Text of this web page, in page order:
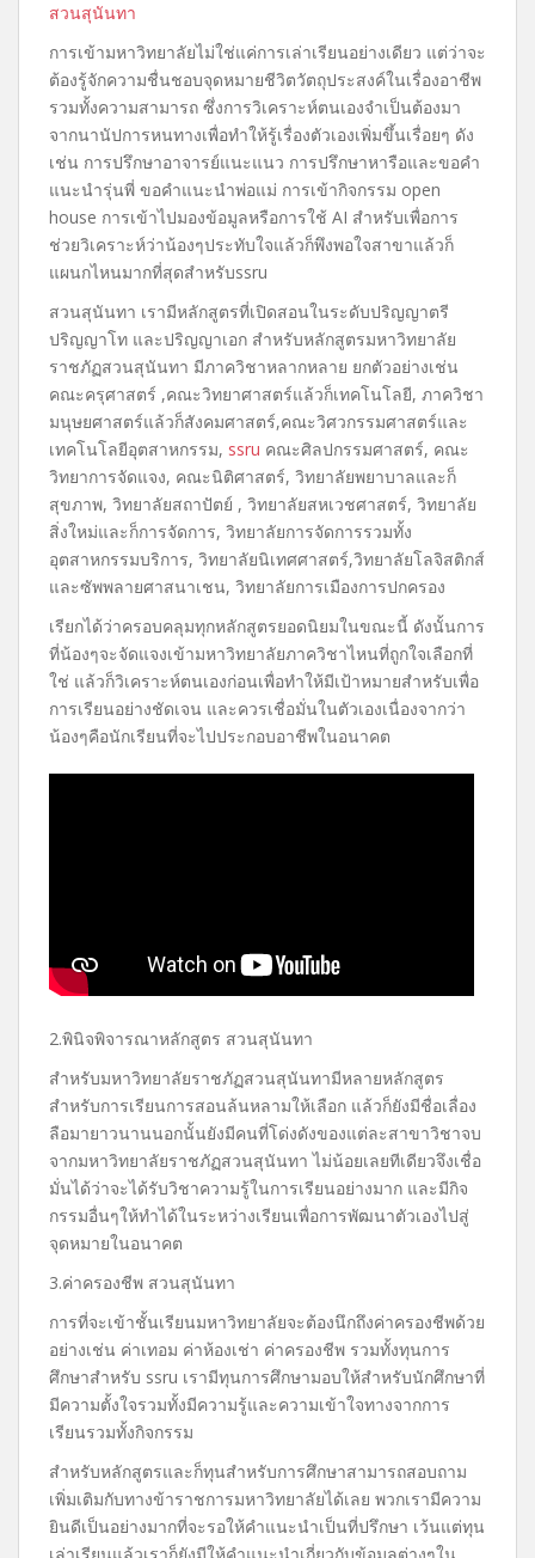
สวนสุนันทา
การเข้ามหาวิทยาลัยไม่ใช่แค่การเล่าเรียนอย่างเดียว แต่ว่าจะ
ต้องรู้จักความชื่นชอบจุดหมายชีวิตวัตถุประสงค์ในเรื่องอาชีพ
รวมทั้งความสามารถ ซึ่งการวิเคราะห์ตนเองจำเป็นต้องมา
จากนานัปการหนทางเพื่อทำให้รู้เรื่องตัวเองเพิ่มขึ้นเรื่อยๆ ดัง
เช่น การปรึกษาอาจารย์แนะแนว การปรึกษาหารือและขอคำ
แนะนำรุ่นพี่ ขอคำแนะนำพ่อแม่ การเข้ากิจกรรม open
house การเข้าไปมองข้อมูลหรือการใช้ AI สำหรับเพื่อการ
ช่วยวิเคราะห์ว่าน้องๆประทับใจแล้วก็พึงพอใจสาขาแล้วก็
แผนกไหนมากที่สุดสำหรับssru
สวนสุนันทา เรามีหลักสูตรที่เปิดสอนในระดับปริญญาตรี
ปริญญาโท และปริญญาเอก สำหรับหลักสูตรมหาวิทยาลัย
ราชภัฏสวนสุนันทา มีภาควิชาหลากหลาย ยกตัวอย่างเช่น
คณะครุศาสตร์ ,คณะวิทยาศาสตร์แล้วก็เทคโนโลยี, ภาควิชา
มนุษยศาสตร์แล้วก็สังคมศาสตร์,คณะวิศวกรรมศาสตร์และ
เทคโนโลยีอุตสาหกรรม, ssru คณะศิลปกรรมศาสตร์, คณะ
วิทยาการจัดแจง, คณะนิติศาสตร์, วิทยาลัยพยาบาลและก็
สุขภาพ, วิทยาลัยสถาปัตย์ , วิทยาลัยสหเวชศาสตร์, วิทยาลัย
สิ่งใหม่และก็การจัดการ, วิทยาลัยการจัดการรวมทั้ง
อุตสาหกรรมบริการ, วิทยาลัยนิเทศศาสตร์,วิทยาลัยโลจิสติกส์
และซัพพลายศาสนาเชน, วิทยาลัยการเมืองการปกครอง
เรียกได้ว่าครอบคลุมทุกหลักสูตรยอดนิยมในขณะนี้ ดังนั้นการ
ที่น้องๆจะจัดแจงเข้ามหาวิทยาลัยภาควิชาไหนที่ถูกใจเลือกที่
ใช่ แล้วก็วิเคราะห์ตนเองก่อนเพื่อทำให้มีเป้าหมายสำหรับเพื่อ
การเรียนอย่างชัดเจน และควรเชื่อมั่นในตัวเองเนื่องจากว่า
น้องๆคือนักเรียนที่จะไปประกอบอาชีพในอนาคต
2.พินิจพิจารณาหลักสูตร สวนสุนันทา
สำหรับมหาวิทยาลัยราชภัฏสวนสุนันทามีหลายหลักสูตร
สำหรับการเรียนการสอนล้นหลามให้เลือก แล้วก็ยังมีชื่อเลื่อง
ลือมายาวนานนอกนั้นยังมีคนที่โด่งดังของแต่ละสาขาวิชาจบ
จากมหาวิทยาลัยราชภัฏสวนสุนันทา ไม่น้อยเลยทีเดียวจึงเชื่อ
มั่นได้ว่าจะได้รับวิชาความรู้ในการเรียนอย่างมาก และมีกิจ
กรรมอื่นๆให้ทำได้ในระหว่างเรียนเพื่อการพัฒนาตัวเองไปสู่
จุดหมายในอนาคต
3.ค่าครองชีพ สวนสุนันทา
การที่จะเข้าชั้นเรียนมหาวิทยาลัยจะต้องนึกถึงค่าครองชีพด้วย
อย่างเช่น ค่าเทอม ค่าห้องเช่า ค่าครองชีพ รวมทั้งทุนการ
ศึกษาสำหรับ ssru เรามีทุนการศึกษามอบให้สำหรับนักศึกษาที่
มีความตั้งใจรวมทั้งมีความรู้และความเข้าใจทางจากการ
เรียนรวมทั้งกิจกรรม
สำหรับหลักสูตรและก็ทุนสำหรับการศึกษาสามารถสอบถาม
เพิ่มเติมกับทางข้าราชการมหาวิทยาลัยได้เลย พวกเรามีความ
ยินดีเป็นอย่างมากที่จะรอให้คำแนะนำเป็นที่ปรึกษา เว้นแต่ทุน